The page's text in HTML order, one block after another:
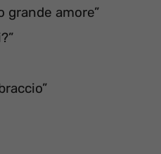
grande amore”